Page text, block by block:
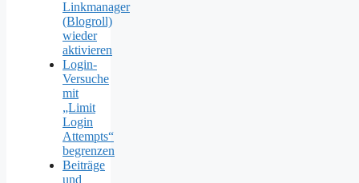
Linkmanager
(Blogroll)
wieder
aktivieren
Login-
Versuche
mit
„Limit
Login
Attempts“
begrenzen
Beiträge
und